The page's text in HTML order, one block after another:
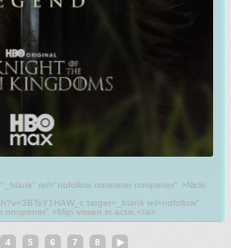
rel="nofollow norererer noopener" >Nicki
target=_blank rel=nofollow"
noopener" >Mijn vissen in actie.</a>
4 5 6 7 8